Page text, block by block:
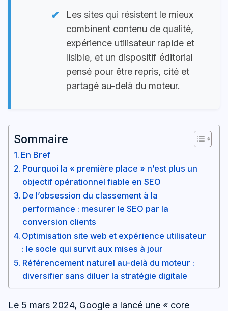
Les sites qui résistent le mieux
combinent contenu de qualité,
expérience utilisateur rapide et
lisible, et un dispositif éditorial
pensé pour être repris, cité et
partagé au-delà du moteur.
Sommaire
En Bref
Pourquoi la « première place » n’est plus un
objectif opérationnel fiable en SEO
De l’obsession du classement à la
performance : mesurer le SEO par la
conversion clients
Optimisation site web et expérience utilisateur
: le socle qui survit aux mises à jour
Référencement naturel au-delà du moteur :
diversifier sans diluer la stratégie digitale
Le 5 mars 2024, Google a lancé une « core